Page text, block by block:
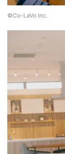
©Co-LaVo Inc.